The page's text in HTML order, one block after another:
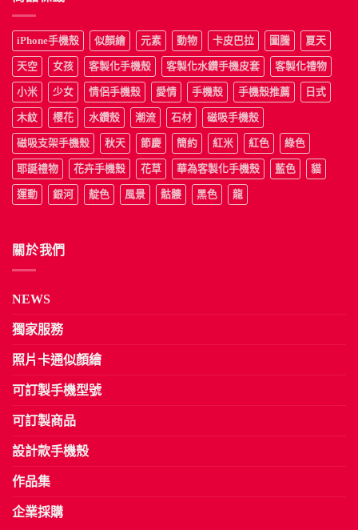
iPhone手機殼 似顏繪 元素 動物 卡皮巴拉 圖騰 夏天
天空 女孩 客製化手機殼 客製化水鑽手機皮套 客製化禮物
小米 少女 情侶手機殼 愛情 手機殼 手機殼推薦 日式
木紋 櫻花 水鑽殼 潮流 石材 磁吸手機殼
磁吸支架手機殼 秋天 節慶 簡約 紅米 紅色 綠色
耶誕禮物 花卉手機殼 花草 華為客製化手機殼 藍色 貓
運動 銀河 靛色 風景 骷髏 黑色 龍
關於我們
NEWS
獨家服務
照片卡通似顏繪
可訂製手機型號
可訂製商品
設計款手機殼
作品集
企業採購